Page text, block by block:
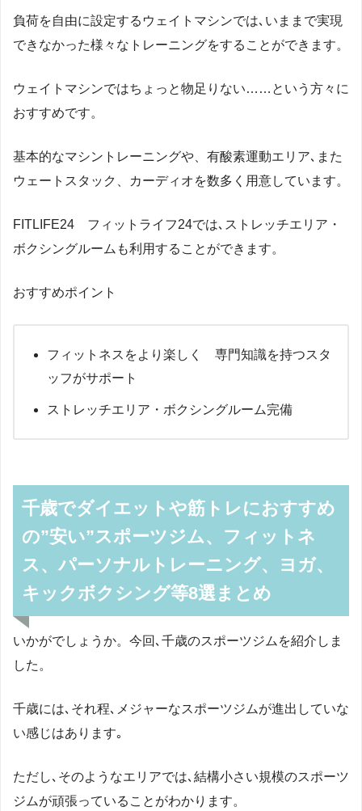
負荷を自由に設定するウェイトマシンでは､いままで実現
できなかった様々なトレーニングをすることができます。
ウェイトマシンではちょっと物足りない……という方々に
おすすめです。
基本的なマシントレーニングや、有酸素運動エリア､また
ウェートスタック、カーディオを数多く用意しています。
FITLIFE24 フィットライフ24では､ストレッチエリア・
ボクシングルームも利用することができます。
おすすめポイント
フィットネスをより楽しく 専門知識を持つスタ
ッフがサポート
ストレッチエリア・ボクシングルーム完備
千歳でダイエットや筋トレにおすすめ
の”安い”スポーツジム、フィットネ
ス、パーソナルトレーニング、ヨガ、
キックボクシング等8選まとめ
いかがでしょうか。今回､千歳のスポーツジムを紹介しま
した。
千歳には､それ程､メジャーなスポーツジムが進出していな
い感じはあります｡
ただし､そのようなエリアでは､結構小さい規模のスポーツ
ジムが頑張っていることがわかります。